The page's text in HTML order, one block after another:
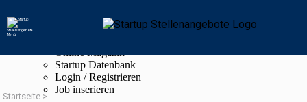
Navigation
Online Magazin
Startup Datenbank
Login / Registrieren
Job inserieren
Startseite >